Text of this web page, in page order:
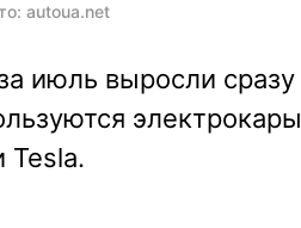
autoua.net
июль выросли сразу
электрокары
Tesla.